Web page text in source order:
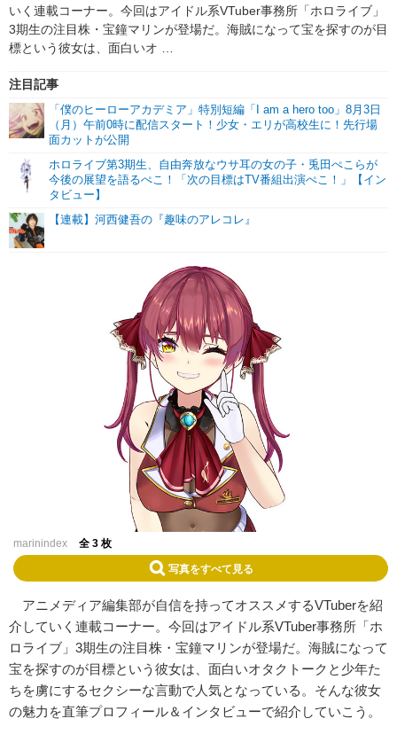
いく連載コーナー。今回はアイドル系VTuber事務所「ホロライブ」
3期生の注目株・宝鐘マリンが登場だ。海賊になって宝を探すのが目
標という彼女は、面白いオ …
注目記事
「僕のヒーローアカデミア」特別短編「I am a hero too」8月3日
（月）午前0時に配信スタート！少女・エリが高校生に！先行場
面カットが公開
ホロライブ第3期生、自由奔放なウサ耳の女の子・兎田ぺこらが
今後の展望を語るぺこ！「次の目標はTV番組出演ぺこ！」【イン
タビュー】
【連載】河西健吾の『趣味のアレコレ』
marinindex 全 3 枚
写真をすべて見る
アニメディア編集部が自信を持ってオススメするVTuberを紹
介していく連載コーナー。今回はアイドル系VTuber事務所「ホ
ロライブ」3期生の注目株・宝鐘マリンが登場だ。海賊になって
宝を探すのが目標という彼女は、面白いオタクトークと少年た
ちを虜にするセクシーな言動で人気となっている。そんな彼女
の魅力を直筆プロフィール＆インタビューで紹介していこう。